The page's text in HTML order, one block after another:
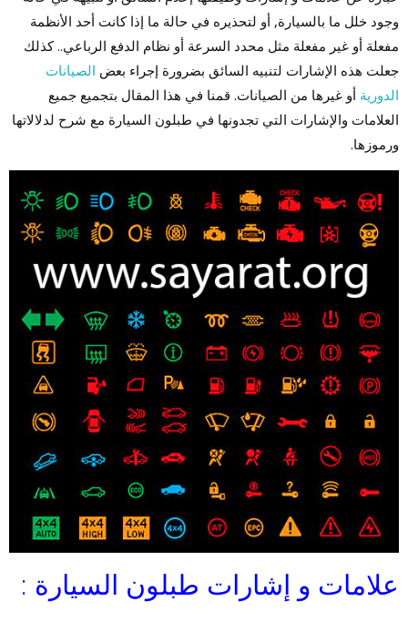
وجود خلل ما بالسيارة, أو لتحذيره في حالة ما إذا كانت أحد الأنظمة
مفعلة أو غير مفعلة مثل محدد السرعة أو نظام الدفع الرباعي.. كذلك
جعلت هذه الإشارات لتنبيه السائق بضرورة إجراء بعض الصيانات
الدورية أو غيرها من الصيانات. قمنا في هذا المقال بتجميع جميع
العلامات والإشارات التي تجدونها في طبلون السيارة مع شرح لدلالاتها
ورموزها.
علامات و إشارات طبلون السيارة :